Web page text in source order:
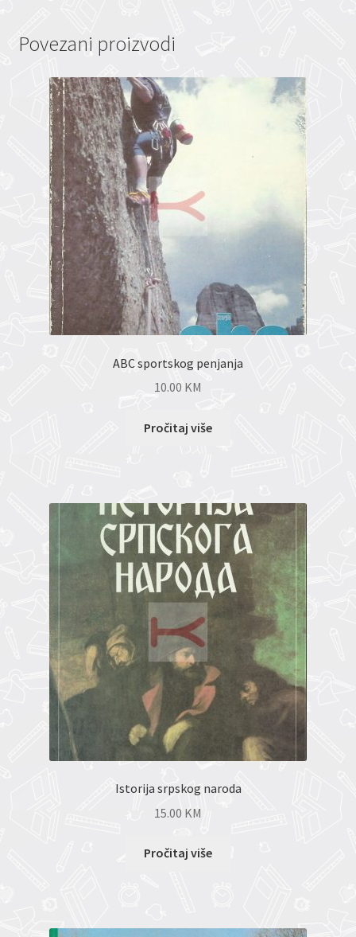
Povezani proizvodi
ABC sportskog penjanja
10.00 KM
Pročitaj više
Istorija srpskog naroda
15.00 KM
Pročitaj više